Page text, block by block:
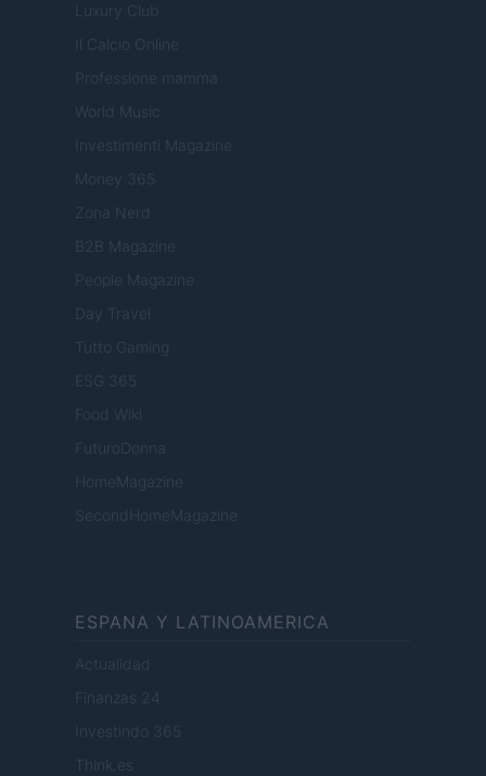
Luxury Club
Il Calcio Online
Professione mamma
World Music
Investimenti Magazine
Money 365
Zona Nerd
B2B Magazine
People Magazine
Day Travel
Tutto Gaming
ESG 365
Food Wiki
FuturoDonna
HomeMagazine
SecondHomeMagazine
ESPANA Y LATINOAMERICA
Actualidad
Finanzas 24
Investindo 365
Think.es